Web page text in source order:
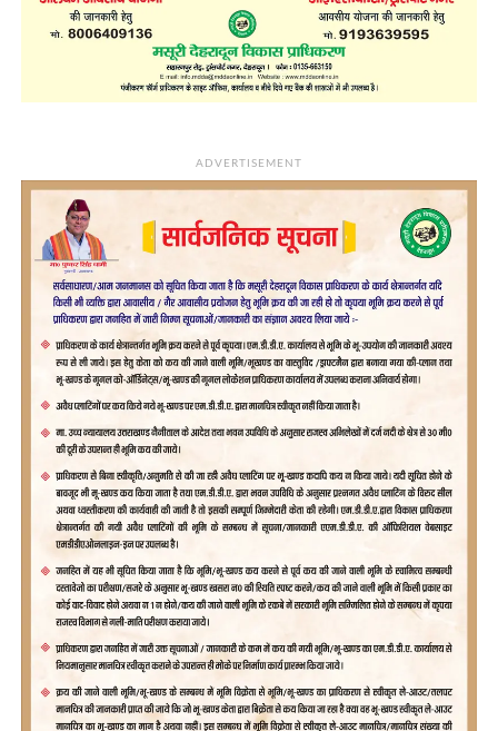
ADVERTISEMENT